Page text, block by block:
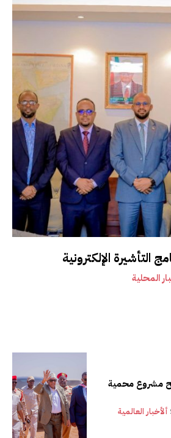
التأشيرة الإلكترونية
المحلية
مشروع محمية
ألأخبار العالمية